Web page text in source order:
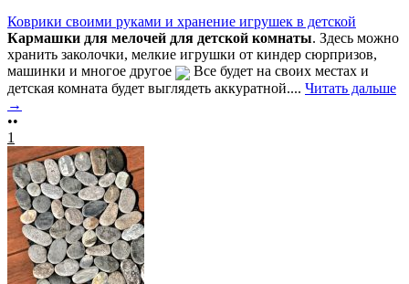
Коврики своими руками и хранение игрушек в детской
Кармашки для мелочей для детской комнаты. Здесь можно
хранить заколочки, мелкие игрушки от киндер сюрпризов,
машинки и многое другое
Все будет на своих местах и
детская комната будет выглядеть аккуратной.... Читать дальше
→
••
1